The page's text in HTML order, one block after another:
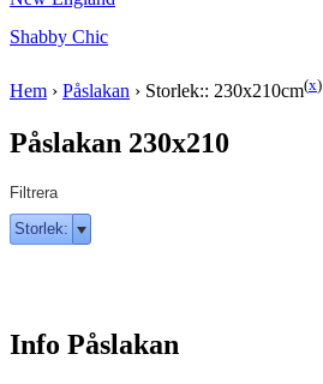
Shabby Chic
Hem › Påslakan › Storlek:: 230x210cm(x)
Påslakan 230x210
Filtrera
Storlek:
Info Påslakan